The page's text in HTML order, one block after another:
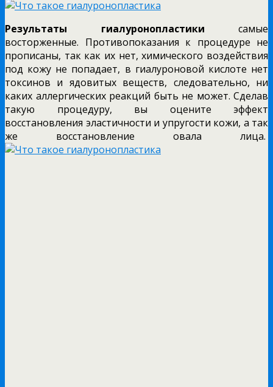
Результаты гиалуронопластики самые
восторженные. Противопоказания к процедуре не
прописаны, так как их нет, химического воздействия
под кожу не попадает, в гиалуроновой кислоте нет
токсинов и ядовитых веществ, следовательно, ни
каких аллергических реакций быть не может. Сделав
такую процедуру, вы оцените эффект
восстановления эластичности и упругости кожи, а так
же восстановление овала лица.